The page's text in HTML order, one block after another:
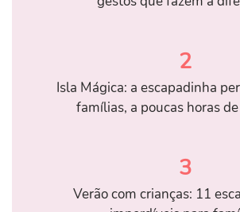
2
Isla Mágica: a escapadinha
famílias, a poucas horas
3
Verão com crianças: 11